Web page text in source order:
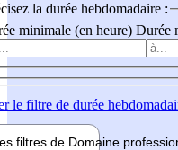
la durée hebdomadaire :
minimale (en heure) Durée
le filtre de durée
filtres de Domaine pro